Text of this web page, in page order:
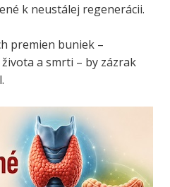
k neustálej regenerácii.
premien buniek –
a smrti – by zázrak